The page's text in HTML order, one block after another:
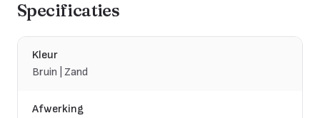
Specificaties
Kleur
Bruin | Zand
Afwerking